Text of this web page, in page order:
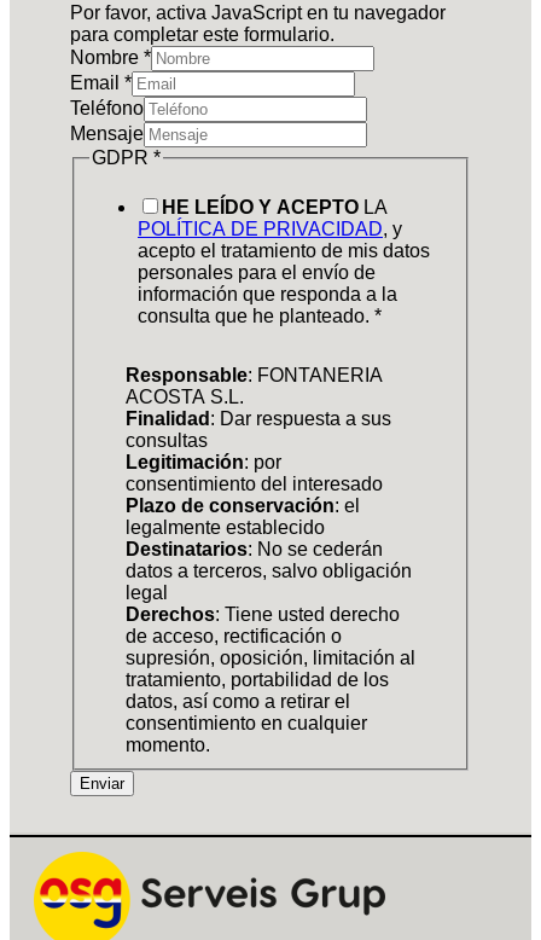
Por favor, activa JavaScript en tu navegador
para completar este formulario.
Nombre *
Email *
Teléfono
Mensaje
GDPR *
HE LEÍDO Y ACEPTO LA
POLÍTICA DE PRIVACIDAD, y
acepto el tratamiento de mis datos
personales para el envío de
información que responda a la
consulta que he planteado. *
Responsable: FONTANERIA
ACOSTA S.L.
Finalidad : Dar respuesta a sus
consultas
Legitimación: por
consentimiento del interesado
Plazo de conservación: el
legalmente establecido
Destinatarios: No se cederán
datos a terceros, salvo obligación
legal
Derechos: Tiene usted derecho
de acceso, rectificación o
supresión, oposición, limitación al
tratamiento, portabilidad de los
datos, así como a retirar el
consentimiento en cualquier
momento.
Enviar